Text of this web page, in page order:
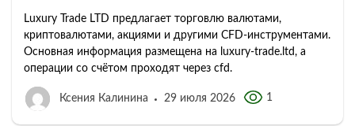
Luxury Trade LTD предлагает торговлю валютами,
криптовалютами, акциями и другими CFD-инструментами.
Основная информация размещена на luxury-trade.ltd, а
операции со счётом проходят через cfd.
Ксения Калинина 29 июля 2026 1